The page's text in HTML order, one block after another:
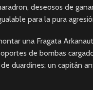
deseosos de
para la pura
una Fragata
de bombas
duardines: un capitán